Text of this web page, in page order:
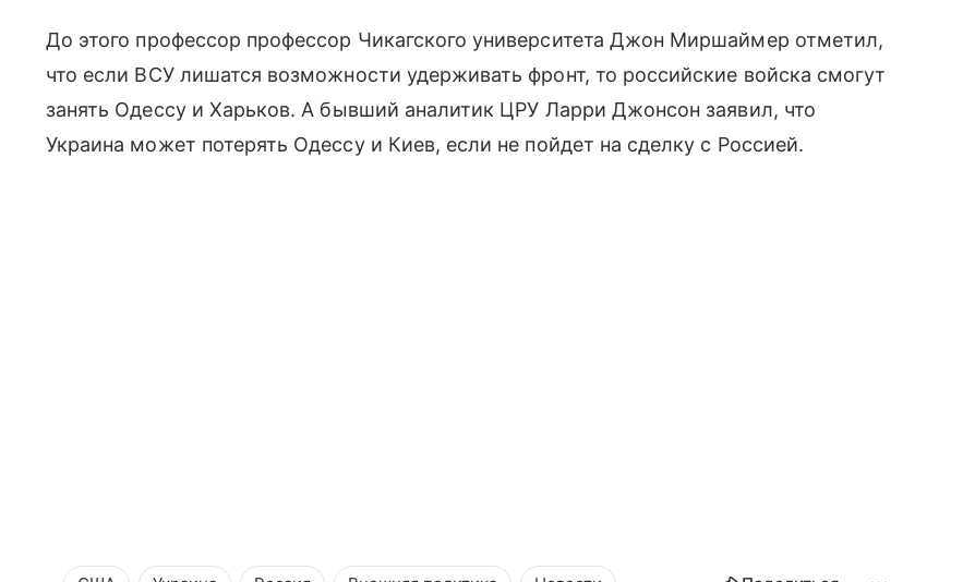
До этого профессор профессор Чикагского университета Джон Миршаймер отметил,
что если ВСУ лишатся возможности удерживать фронт, то российские войска смогут
занять Одессу и Харьков. А бывший аналитик ЦРУ Ларри Джонсон заявил, что
Украина может потерять Одессу и Киев, если не пойдет на сделку с Россией.